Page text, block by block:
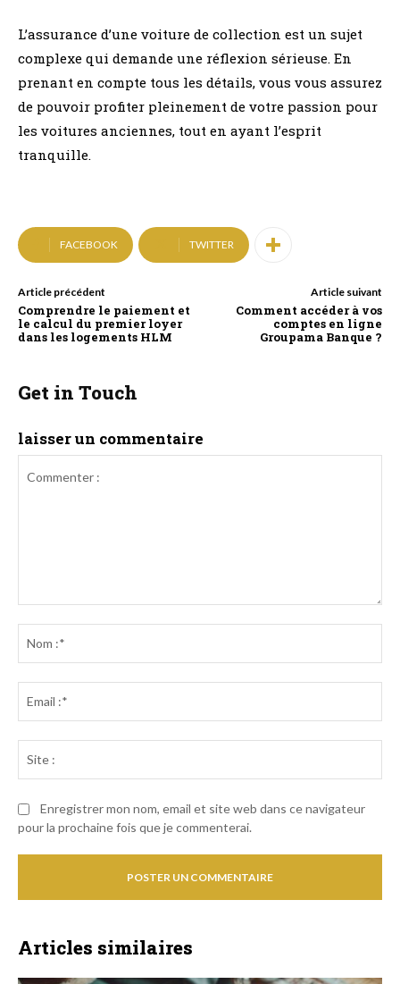
L’assurance d’une voiture de collection est un sujet
complexe qui demande une réflexion sérieuse. En
prenant en compte tous les détails, vous vous assurez
de pouvoir profiter pleinement de votre passion pour
les voitures anciennes, tout en ayant l’esprit
tranquille.
FACEBOOK TWITTER
Article précédent
Comprendre le paiement et
le calcul du premier loyer
dans les logements HLM
Article suivant
Comment accéder à vos
comptes en ligne
Groupama Banque ?
Get in Touch
laisser un commentaire
Enregistrer mon nom, email et site web dans ce navigateur
pour la prochaine fois que je commenterai.
Articles similaires